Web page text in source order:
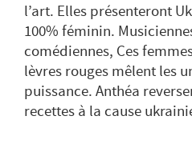
l’art. Elles présenteront
100% féminin.
comédiennes, Ces
lèvres rouges mêlent les
puissance. Anthéa
recettes à la cause